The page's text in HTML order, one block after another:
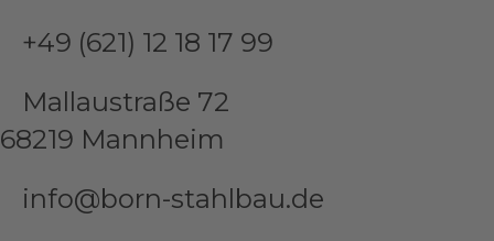
+49 (621) 12 18 17 99
Mallaustraße 72
68219 Mannheim
info@born-stahlbau.de